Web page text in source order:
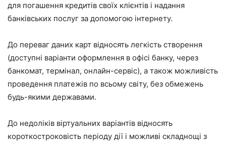
для погашення кредитів своїх клієнтів і надання
банківських послуг за допомогою інтернету.
До переваг даних карт відносять легкість створення
(доступні варіанти оформлення в офісі банку, через
банкомат, термінал, онлайн-сервіс), а також можливість
проведення платежів по всьому світу, без обмежень
будь-якими державами.
До недоліків віртуальних варіантів відносять
короткостроковість періоду дії і можливі складнощі з